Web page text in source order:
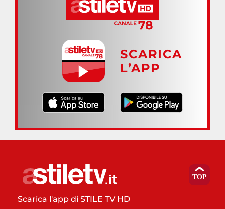
SCARICA
L’APP
Scarica l'app di STILE TV HD